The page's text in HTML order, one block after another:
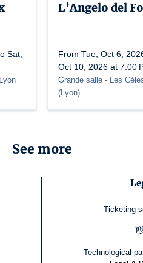
Sat,
L’Angelo del
From Tue, Oct 6,
Oct 10, 2026 at 7:00
Grande salle - Les
(Lyon)
See more
Ticketing
Technological